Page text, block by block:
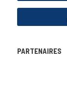
PARTENAIRES